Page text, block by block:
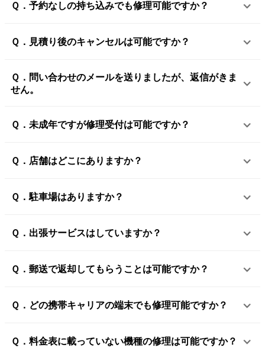
Ｑ．予約なしの持ち込みでも修理可能ですか？
Ｑ．見積り後のキャンセルは可能ですか？
Ｑ．問い合わせのメールを送りましたが、返信がきま
せん。
Ｑ．未成年ですが修理受付は可能ですか？
Ｑ．店舗はどこにありますか？
Ｑ．駐車場はありますか？
Ｑ．出張サービスはしていますか？
Ｑ．郵送で返却してもらうことは可能ですか？
Ｑ．どの携帯キャリアの端末でも修理可能ですか？
Ｑ．料金表に載っていない機種の修理は可能ですか？